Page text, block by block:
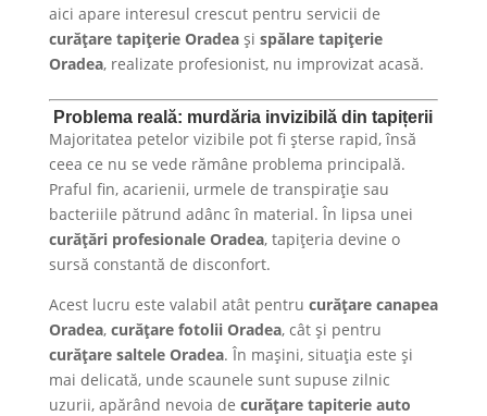
aici apare interesul crescut pentru servicii de
curățare tapițerie Oradeași spălare tapițerie
Oradea, realizate profesionist, nu improvizat acasă.
Problema reală: murdăria invizibilă din tapițerii
Majoritatea petelor vizibile pot fi șterse rapid, însă
ceea ce nu se vede rămâne problema principală.
Praful fin, acarienii, urmele de transpirație sau
bacteriile pătrund adânc în material. În lipsa unei
curățări profesionale Oradea, tapițeria devine o
sursă constantă de disconfort.
Acest lucru este valabil atât pentru curățare canapea
Oradea, curățare fotolii Oradea, cât și pentru
curățare saltele Oradea. În mașini, situația este și
mai delicată, unde scaunele sunt supuse zilnic
uzurii, apărând nevoia de curățare tapiterie auto